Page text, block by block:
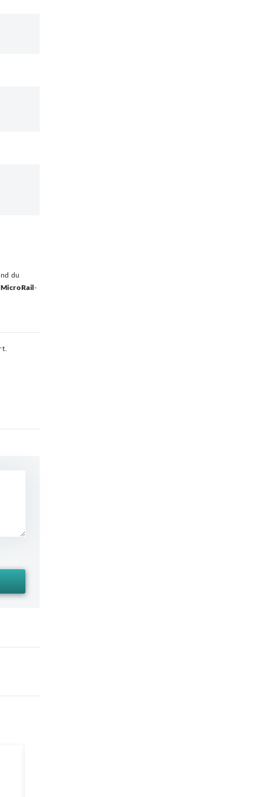
du
MicroRail-